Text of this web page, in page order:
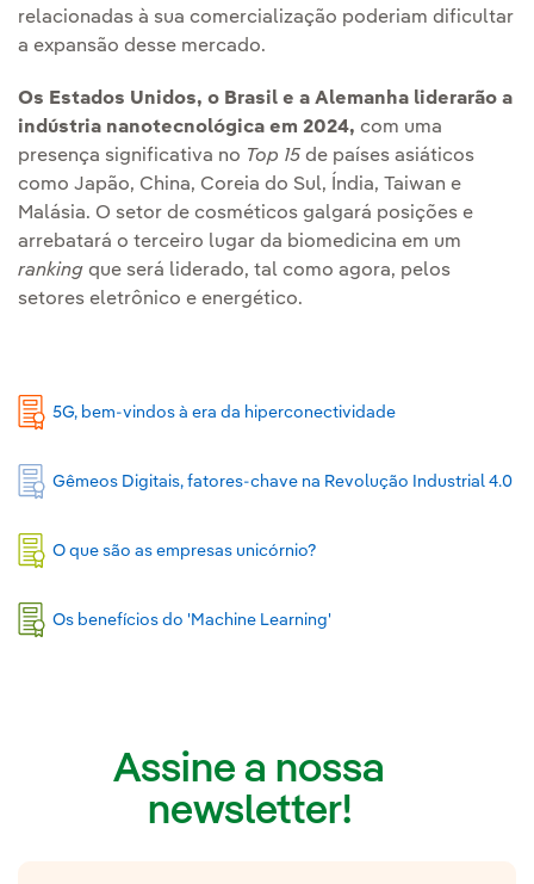
relacionadas à sua comercialização poderiam dificultar
a expansão desse mercado.
Os Estados Unidos, o Brasil e a Alemanha liderarão a
indústria nanotecnológica em 2024, com uma
presença significativa no Top 15 de países asiáticos
como Japão, China, Coreia do Sul, Índia, Taiwan e
Malásia. O setor de cosméticos galgará posições e
arrebatará o terceiro lugar da biomedicina em um
ranking que será liderado, tal como agora, pelos
setores eletrônico e energético.
5G, bem-vindos à era da hiperconectividade
Gêmeos Digitais, fatores-chave na Revolução Industrial 4.0
O que são as empresas unicórnio?
Os benefícios do 'Machine Learning'
Assine a nossa
newsletter!